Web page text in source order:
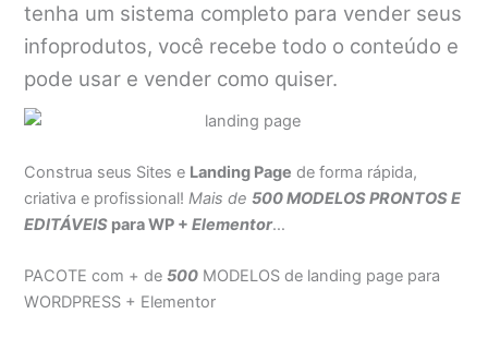
tenha um sistema completo para vender seus
infoprodutos, você recebe todo o conteúdo e
pode usar e vender como quiser.
Construa seus Sites e Landing Page de forma rápida,
criativa e profissional!Mais de500 MODELOS PRONTOS E
EDITÁVEIS para WP +Elementor…
PACOTE com + de500 MODELOS de landing page para
WORDPRESS + Elementor